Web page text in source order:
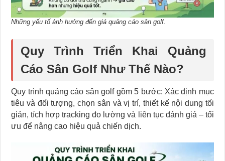
Những yếu tố ảnh hưởng đến giá quảng cáo sân golf.
Quy Trình Triển Khai Quảng
Cáo Sân Golf Như Thế Nào?
Quy trình quảng cáo sân golf gồm 5 bước: Xác định mục
tiêu và đối tượng, chọn sân và vị trí, thiết kế nội dung tối
giản, tích hợp tracking đo lường và liên tục đánh giá – tối
ưu để nâng cao hiệu quả chiến dịch.